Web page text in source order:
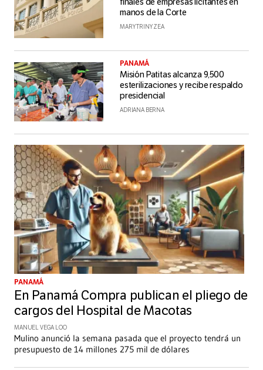
manos de la Corte
MARY TRINY ZEA
PANAMÁ
Misión Patitas alcanza 9,500
esterilizaciones y recibe respaldo
presidencial
ADRIANA BERNA
PANAMÁ
En Panamá Compra publican el pliego de
cargos del Hospital de Macotas
MANUEL VEGA LOO
Mulino anunció la semana pasada que el proyecto tendrá un
presupuesto de 14 millones 275 mil de dólares